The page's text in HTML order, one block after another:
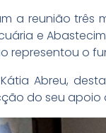
a reunião três
e
representou o
Abreu,
do seu apoio